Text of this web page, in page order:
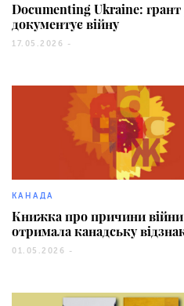
Documenting Ukraine:
документує війну
17.05.2026 -
КАНАДА
Книжка про причини війни
отримала канадську
01.05.2026 -